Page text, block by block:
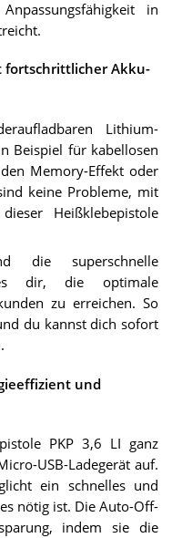
in
fortschrittlicher Akku-
Lithium-
Beispiel für kabellosen
Memory-Effekt oder
keine Probleme, mit
Heißklebepistole
die superschnelle
es dir, die optimale
zu erreichen. So
du kannst dich sofort
und
PKP 3,6 LI ganz
USB-Ladegerät auf.
ein schnelles und
nötig ist. Die Auto-Off-
indem sie die